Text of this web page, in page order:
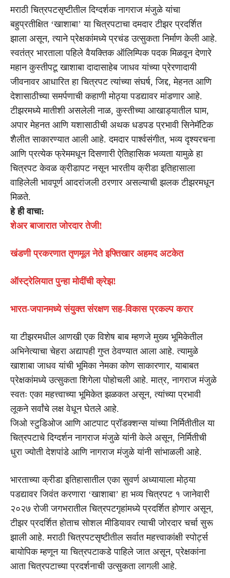
मराठी चित्रपटसृष्टीतील दिग्दर्शक नागराज मंजुळे यांचा
बहुप्रतीक्षित ‘खाशाबा’ या चित्रपटाचा दमदार टीझर प्रदर्शित
झाला असून, त्याने प्रेक्षकांमध्ये प्रचंड उत्सुकता निर्माण केली आहे.
स्वतंत्र भारताला पहिले वैयक्तिक ऑलिम्पिक पदक मिळवून देणारे
महान कुस्तीपटू खाशाबा दादासाहेब जाधव यांच्या प्रेरणादायी
जीवनावर आधारित हा चित्रपट त्यांच्या संघर्ष, जिद्द, मेहनत आणि
देशासाठीच्या समर्पणाची कहाणी मोठ्या पडद्यावर मांडणार आहे.
टीझरमध्ये मातीशी असलेली नाळ, कुस्तीच्या आखाड्यातील घाम,
अपार मेहनत आणि यशासाठीची अथक धडपड प्रभावी सिनेमॅटिक
शैलीत साकारण्यात आली आहे. दमदार पार्श्वसंगीत, भव्य दृश्यरचना
आणि प्रत्येक फ्रेममधून दिसणारी ऐतिहासिक भव्यता यामुळे हा
चित्रपट केवळ क्रीडापट नसून भारतीय क्रीडा इतिहासाला
वाहिलेली भावपूर्ण आदरांजली ठरणार असल्याची झलक टीझरमधून
मिळते.
हे ही वाचा:
शेअर बाजारात जोरदार तेजी!
खंडणी प्रकरणात तृणमूल नेते इफ्तिखार अहमद अटकेत
ऑस्ट्रेलियात पुन्हा मोदींची क्रेझ!
भारत-जपानमध्ये संयुक्त संरक्षण सह-विकास प्रकल्प करार
या टीझरमधील आणखी एक विशेष बाब म्हणजे मुख्य भूमिकेतील
अभिनेत्याचा चेहरा अद्यापही गुप्त ठेवण्यात आला आहे. त्यामुळे
खाशाबा जाधव यांची भूमिका नेमका कोण साकारणार, याबाबत
प्रेक्षकांमध्ये उत्सुकता शिगेला पोहोचली आहे. मात्र, नागराज मंजुळे
स्वतः एका महत्त्वाच्या भूमिकेत झळकत असून, त्यांच्या प्रभावी
लूकने सर्वांचे लक्ष वेधून घेतले आहे.
जिओ स्टुडिओज आणि आटपाट प्रॉडक्शन्स यांच्या निर्मितीतील या
चित्रपटाचे दिग्दर्शन नागराज मंजुळे यांनी केले असून, निर्मितीची
धुरा ज्योती देशपांडे आणि नागराज मंजुळे यांनी सांभाळली आहे.
भारताच्या क्रीडा इतिहासातील एका सुवर्ण अध्यायाला मोठ्या
पडद्यावर जिवंत करणारा ‘खाशाबा’ हा भव्य चित्रपट १ जानेवारी
२०२७ रोजी जगभरातील चित्रपटगृहांमध्ये प्रदर्शित होणार असून,
टीझर प्रदर्शित होताच सोशल मीडियावर त्याची जोरदार चर्चा सुरू
झाली आहे. मराठी चित्रपटसृष्टीतील सर्वात महत्त्वाकांक्षी स्पोर्ट्स
बायोपिक म्हणून या चित्रपटाकडे पाहिले जात असून, प्रेक्षकांना
आता चित्रपटाच्या प्रदर्शनाची उत्सुकता लागली आहे.